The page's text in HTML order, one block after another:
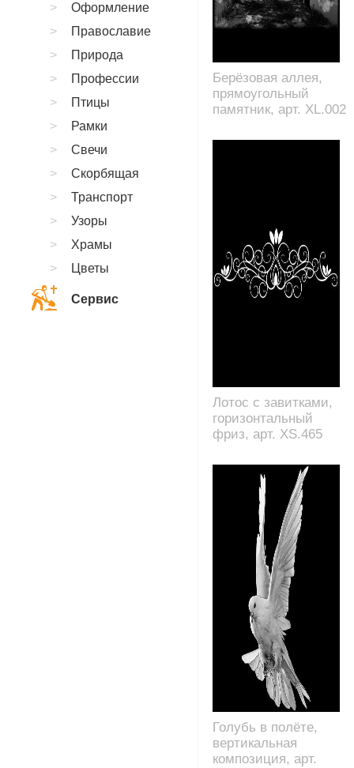
Берёзовая аллея,
прямоугольный
памятник, арт. XL.002
Лотос с завитками,
горизонтальный
фриз, арт. XS.465
Голубь в полёте,
вертикальная
композиция, арт.
Оформление
Православие
Природа
Профессии
Птицы
Рамки
Свечи
Скорбящая
Транспорт
Узоры
Храмы
Цветы
Сервис